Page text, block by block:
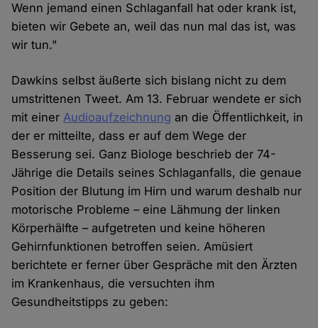
Wenn jemand einen Schlaganfall hat oder krank ist,
bieten wir Gebete an, weil das nun mal das ist, was
wir tun."
Dawkins selbst äußerte sich bislang nicht zu dem
umstrittenen Tweet. Am 13. Februar wendete er sich
mit einerAudioaufzeichnung an die Öffentlichkeit, in
der er mitteilte, dass er auf dem Wege der
Besserung sei. Ganz Biologe beschrieb der 74-
Jährige die Details seines Schlaganfalls, die genaue
Position der Blutung im Hirn und warum deshalb nur
motorische Probleme – eine Lähmung der linken
Körperhälfte – aufgetreten und keine höheren
Gehirnfunktionen betroffen seien. Amüsiert
berichtete er ferner über Gespräche mit den Ärzten
im Krankenhaus, die versuchten ihm
Gesundheitstipps zu geben: